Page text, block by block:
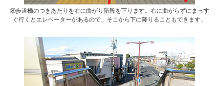
⑧歩道橋のつきあたりを右に曲がり階段を下ります。右に曲がらずにまっす
ぐ行くとエレベーターがあるので、そこから下に降りることもできます。